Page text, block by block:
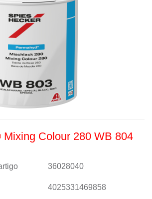
Colour 280 WB 804
36028040
4025331469858